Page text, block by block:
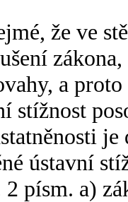
že ve
a
stížnost
ústavní
písm. a)